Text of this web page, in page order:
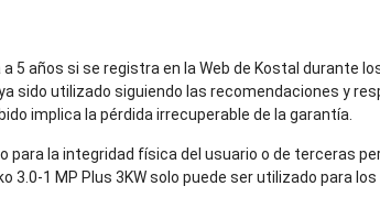
5 años si se registra en la Web de Kostal durante
sido utilizado siguiendo las recomendaciones y
implica la pérdida irrecuperable de la garantía.
para la integridad física del usuario o de terceras
3.0-1 MP Plus 3KW solo puede ser utilizado para